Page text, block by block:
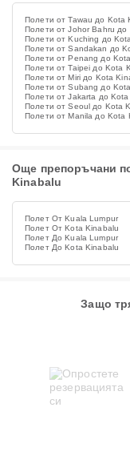
Полети от Tawau до Kota
Полети от Johor Bahru до
Полети от Kuching до
Полети от Sandakan до
Полети от Penang до
Полети от Taipei до Kota
Полети от Miri до Kota
Полети от Subang до
Полети от Jakarta до
Полети от Seoul до Kota
Полети от Manila до Kota
Още препоръчани
Kinabalu
Полет От Kuala Lumpur
Полет От Kota Kinabalu
Полет До Kuala Lumpur
Полет До Kota Kinabalu
Защо